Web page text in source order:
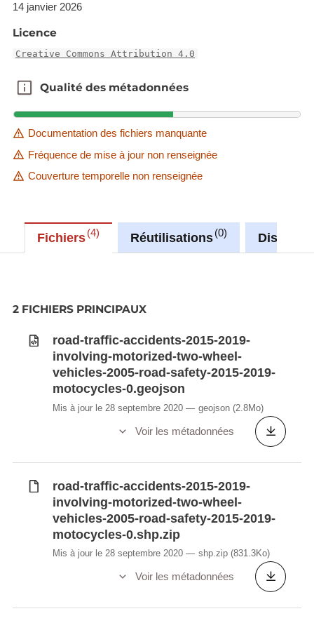
14 janvier 2026
Licence
Creative Commons Attribution 4.0
Qualité des métadonnées
Qualité des métadonnées
Documentation des fichiers manquante
Fréquence de mise à jour non renseignée
Couverture temporelle non renseignée
Fichiers 4 Réutilisations 0
2 FICHIERS PRINCIPAUX
road-traffic-accidents-2015-2019-
involving-motorized-two-wheel-
vehicles-2005-road-safety-2015-2019-
motocycles-0.geojson
Mis à jour le 28 septembre 2020 geojson (2.8Mo)
Voir les métadonnées
road-traffic-accidents-2015-2019-
involving-motorized-two-wheel-
vehicles-2005-road-safety-2015-2019-
motocycles-0.shp.zip
Mis à jour le 28 septembre 2020 shp.zip (831.3Ko)
Voir les métadonnées